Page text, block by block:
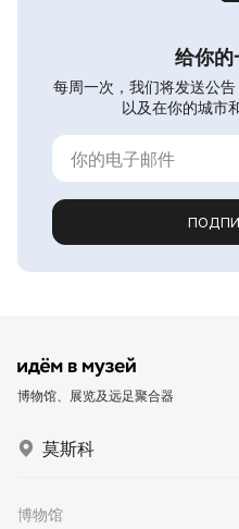
给你的
每周一次，我们将发送公告
以及在你的城市
博物馆、展览及远足聚合器
莫斯科
博物馆